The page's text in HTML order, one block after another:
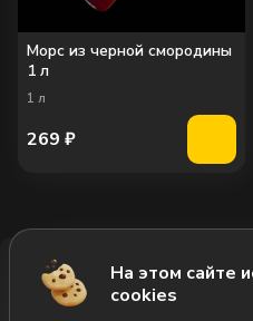
Морс из черной смородины
1 л
1 л
269 ₽
На этом сайте
cookies